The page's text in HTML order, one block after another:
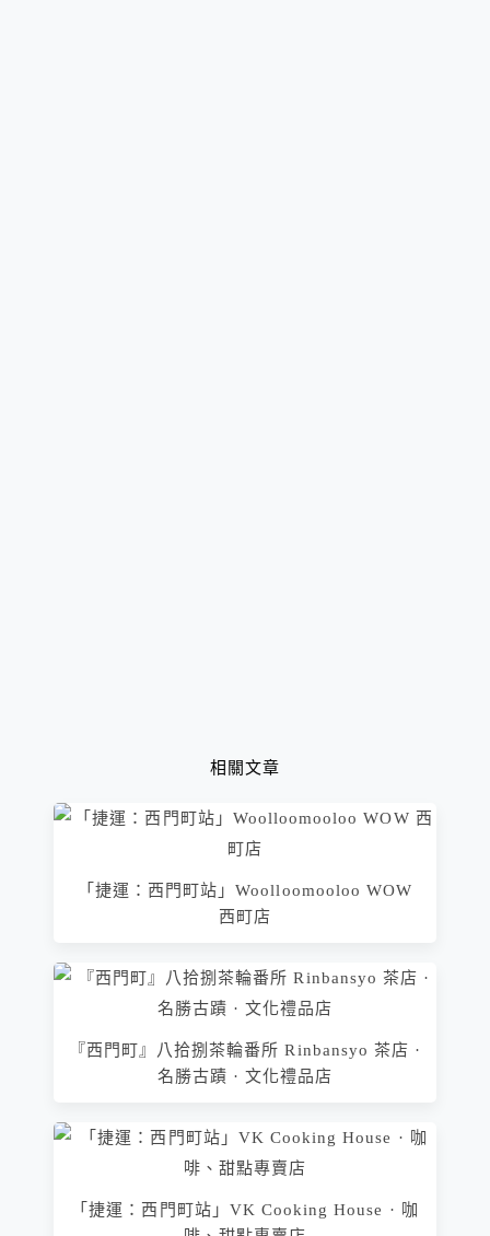
相關文章
「捷運：西門町站」Woolloomooloo WOW
西町店
『西門町』八拾捌茶輪番所 Rinbansyo 茶店 ·
名勝古蹟 · 文化禮品店
「捷運：西門町站」VK Cooking House · 咖